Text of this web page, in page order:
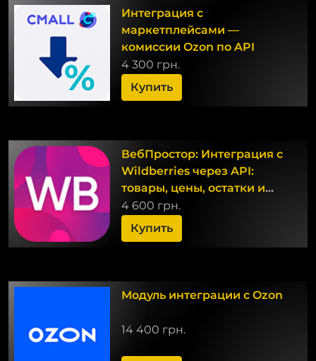
Интеграция с
маркетплейсами —
комиссии Ozon по API
4 300 грн.
Купить
ВебПростор: Интеграция с
Wildberries через API:
товары, цены, остатки и
заказы
4 600 грн.
Купить
Модуль интеграции с Ozon
14 400 грн.